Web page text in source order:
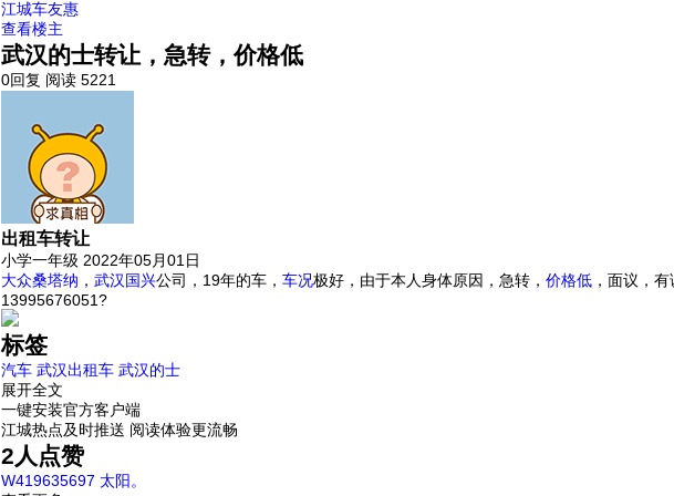
江城车友惠
查看楼主
武汉的士转让，急转，价格低
0回复 阅读 5221
出租车转让
小学一年级 2022年05月01日
大众桑塔纳 ， 武汉国兴公司，19年的车， 车况极好，由于本人身体原因，急转， 价格低 ，面议，
13995676051?
标签
汽车 武汉出租车 武汉的士
展开全文
一键安装官方客户端
江城热点及时推送 阅读体验更流畅
2 人点赞
W419635697 太阳。